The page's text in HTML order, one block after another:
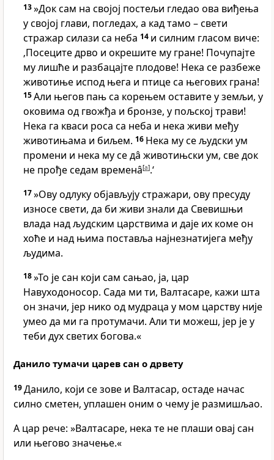
13»Док сам на својој постељи гледао ова виђења
у својој глави, погледах, а кад тамо – свети
стражар силази са неба 14 и силним гласом виче:
‚Посеците дрво и окрешите му гране! Почупајте
му лишће и разбацајте плодове! Нека се разбеже
животиње испод њега и птице са његових грана!
15Али његов пањ са корењем оставите у земљи, у
оковима од гвожђа и бронзе, у пољској трави!
Нека га кваси роса са неба и нека живи међу
животињама и биљем. 16 Нека му се људски ум
промени и нека му се дâ животињски ум, све док
не прође седам временâ[a].‘
17»Ову одлуку објављују стражари, ову пресуду
износе свети, да би живи знали да Свевишњи
влада над људским царствима и даје их коме он
хоће и над њима поставља најнезнатијега међу
људима.
18»То је сан који сам сањао, ја, цар
Навуходоносор. Сада ми ти, Валтасаре, кажи шта
он значи, јер нико од мудраца у мом царству није
умео да ми га протумачи. Али ти можеш, јер је у
теби дух светих богова.«
Данило тумачи царев сан о дрвету
19Данило, који се зове и Валтасар, остаде начас
силно сметен, уплашен оним о чему је размишљао.
А цар рече: »Валтасаре, нека те не плаши овај сан
или његово значење.«